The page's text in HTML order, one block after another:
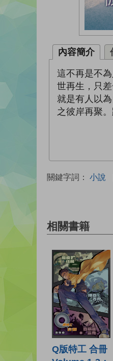
內容簡介
這不再是不
世再生，只
就是有人以
之彼岸再聚
關鍵字詞： 小說
相關書籍
Q版特工 合冊